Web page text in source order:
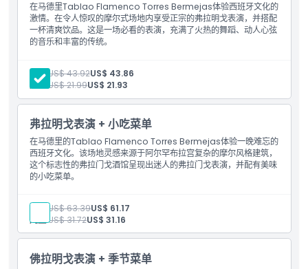
包含项
儿童成人政策
营业时间
位置
取消政策
在马德里Tablao Flamenco Torres Bermejas体验西班牙文化的
激情。在令人惊叹的摩尔式场地内享受正宗的弗拉明戈表演，并搭配
一杯清爽饮品。这是一场必看的表演，充满了火热的舞蹈、动人心弦
的音乐和丰富的传统。
成人: US$ 43.92US$ 43.86
儿童:
US$ 21.99US$ 21.93
弗拉明戈表演 + 小吃菜单
在马德里的Tablao Flamenco Torres Bermejas体验一晚难忘的
西班牙文化。该场地灵感来源于阿尔罕布拉宫复杂的摩尔风格建筑，
这个标志性的弗拉门戈酒馆呈现出迷人的弗拉门戈表演，并配有美味
的小吃菜单。
成人: US$ 63.39US$ 61.17
儿童:US$ 31.72US$ 31.16
佛拉明戈表演 + 季节菜单